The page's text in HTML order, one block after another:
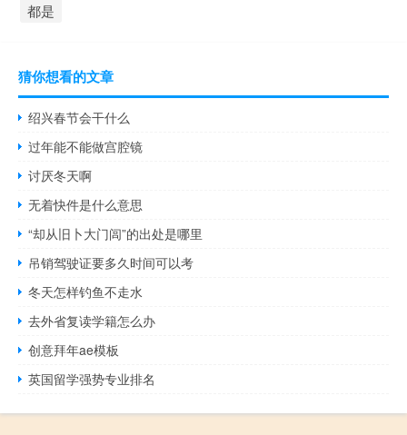
都是
猜你想看的文章
绍兴春节会干什么
过年能不能做宫腔镜
讨厌冬天啊
无着快件是什么意思
“却从旧卜大门闾”的出处是哪里
吊销驾驶证要多久时间可以考
冬天怎样钓鱼不走水
去外省复读学籍怎么办
创意拜年ae模板
英国留学强势专业排名